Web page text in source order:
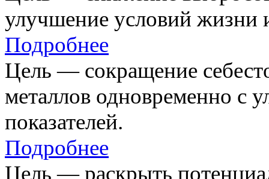
улучшение условий жизни
Подробнее
Цель — сокращение
металлов одновременно с
показателей.
Подробнее
Цель — раскрыть